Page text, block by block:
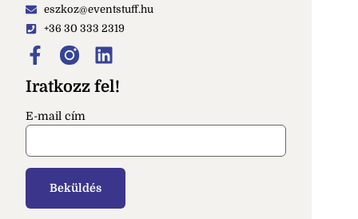
eszkoz@eventstuff.hu
+36 30 333 2319
Iratkozz fel!
E-mail cím